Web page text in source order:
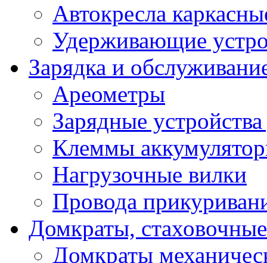
Автокресла
Удерживающие
Зарядка и
Ареометры
Зарядные
Клеммы
Нагрузочные вилки
Провода
Домкраты,
Домкраты